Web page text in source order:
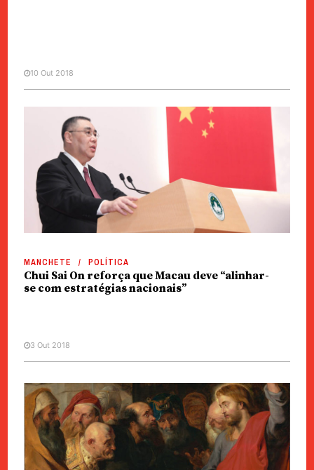
Mulher de ex-director da
Interpol desaparecido na China
revela ameaças
10 Out 2018
MANCHETE POLÍTICA
Chui Sai On reforça que Macau deve “alinhar-
se com estratégias nacionais”
3 Out 2018